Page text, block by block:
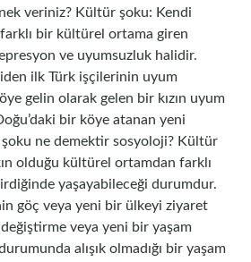
veriniz? Kültür şoku: Kendi
bir kültürel ortama giren
ve uyumsuzluk halidir.
ilk Türk işçilerinin uyum
gelin olarak gelen bir kızın uyum
bir köye atanan yeni
ne demektir sosyoloji? Kültür
olduğu kültürel ortamdan farklı
yaşayabileceği durumdur.
göç veya yeni bir ülkeyi ziyaret
veya yeni bir yaşam
alışık olmadığı bir yaşam